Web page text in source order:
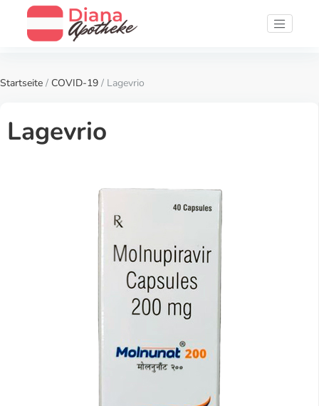
Startseite / COVID-19 / Lagevrio
Lagevrio